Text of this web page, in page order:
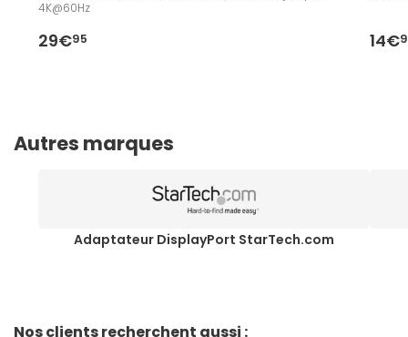
4K@60Hz
29€95 14€
Autres marques
Adaptateur DisplayPort StarTech.com
Nos clients recherchent aussi :